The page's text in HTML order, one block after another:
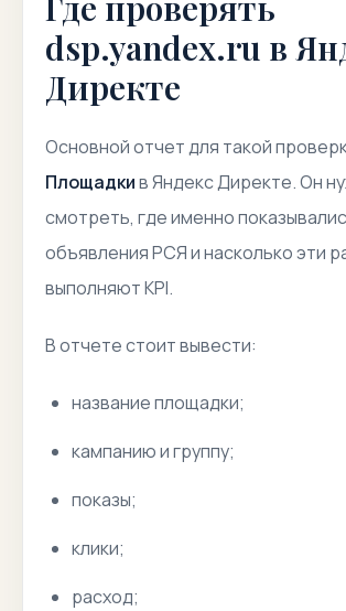
dsp.yandex.ru в
Директе
Основной отчет для такой
Площадкив Яндекс Директе. Он
смотреть, где именно
объявления РСЯ и насколько эти
выполняют KPI.
В отчете стоит вывести:
название площадки;
кампанию и группу;
показы;
клики;
расход;